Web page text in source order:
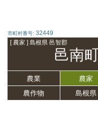
市町村番号: 32449
[ 農家 ] 島根県 邑智郡
邑南
農業 農家
農作物
島根県